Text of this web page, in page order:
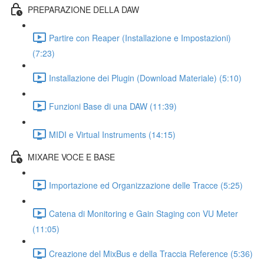
PREPARAZIONE DELLA DAW
Partire con Reaper (Installazione e Impostazioni)
(7:23)
Installazione dei Plugin (Download Materiale) (5:10)
Funzioni Base di una DAW (11:39)
MIDI e Virtual Instruments (14:15)
MIXARE VOCE E BASE
Importazione ed Organizzazione delle Tracce (5:25)
Catena di Monitoring e Gain Staging con VU Meter
(11:05)
Creazione del MixBus e della Traccia Reference (5:36)